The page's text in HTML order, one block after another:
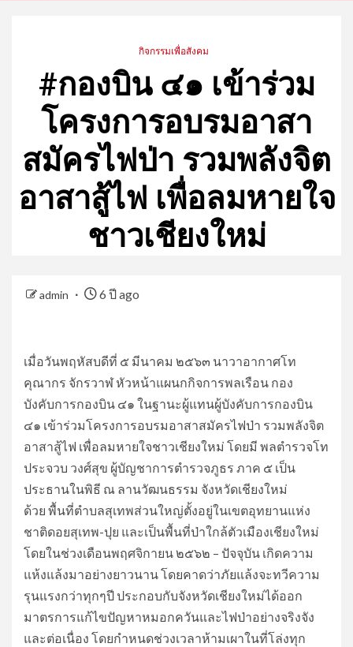
กิจกรรมเพื่อสังคม
#กองบิน ๔๑ เข้าร่วม
โครงการอบรมอาสา
สมัครไฟป่า รวมพลังจิต
อาสาสู้ไฟ เพื่อลมหายใจ
ชาวเชียงใหม่
admin 6 ปี ago
เมื่อวันพฤหัสบดีที่ ๕ มีนาคม ๒๕๖๓ นาวาอากาศโท
คุณากร จักรวาฬ หัวหน้าแผนกกิจการพลเรือน กอง
บังคับการกองบิน ๔๑ ในฐานะผู้แทนผู้บังคับการกองบิน
๔๑ เข้าร่วมโครงการอบรมอาสาสมัครไฟป่า รวมพลังจิต
อาสาสู้ไฟ เพื่อลมหายใจชาวเชียงใหม่ โดยมี พลตำรวจโท
ประจวบ วงศ์สุข ผู้บัญชาการตำรวจภูธร ภาค ๕ เป็น
ประธานในพิธี ณ ลานวัฒนธรรม จังหวัดเชียงใหม่
ด้วย พื้นที่ตำบลสุเทพส่วนใหญ่ตั้งอยู่ในเขตอุทยานแห่ง
ชาติดอยสุเทพ-ปุย และเป็นพื้นที่ป่าใกล้ตัวเมืองเชียงใหม่
โดยในช่วงเดือนพฤศจิกายน ๒๕๖๒ – ปัจจุบัน เกิดความ
แห้งแล้งมาอย่างยาวนาน โดยคาดว่าภัยแล้งจะทวีความ
รุนแรงกว่าทุกๆปี ประกอบกับจังหวัดเชียงใหม่ได้ออก
มาตรการแก้ไขปัญหาหมอกควันและไฟป่าอย่างจริงจัง
และต่อเนื่อง โดยกำหนดช่วงเวลาห้ามเผาในที่โล่งทุก